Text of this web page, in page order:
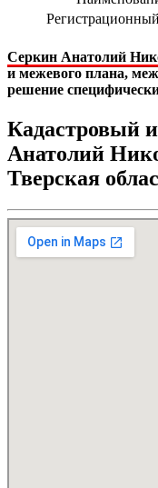
Серкин Анатолий
и межевого плана,
решение
Кадастровый
Анатолий
Тверская